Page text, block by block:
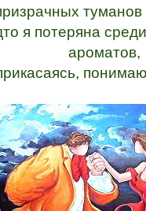
я потеряна
ароматов,